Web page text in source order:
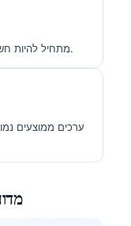
תוצאות גבוליות הן שכיחות; SHBG מתחיל להיות חשוב יותר.
ערכים ממוצעים